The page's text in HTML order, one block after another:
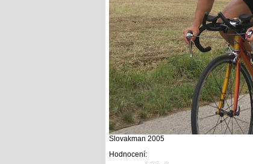
Slovakman 2005
Hodnocení: